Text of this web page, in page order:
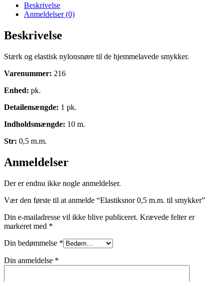
Beskrivelse
Anmeldelser (0)
Beskrivelse
Stærk og elastisk nylonsnøre til de hjemmelavede smykker.
Varenummer: 216
Enhed: pk.
Detailemængde: 1 pk.
Indholdsmængde: 10 m.
Str: 0,5 m.m.
Anmeldelser
Der er endnu ikke nogle anmeldelser.
Vær den første til at anmelde “Elastiksnor 0,5 m.m. til smykker”
Din e-mailadresse vil ikke blive publiceret. Krævede felter er
markeret med *
Din bedømmelse *
Din anmeldelse *